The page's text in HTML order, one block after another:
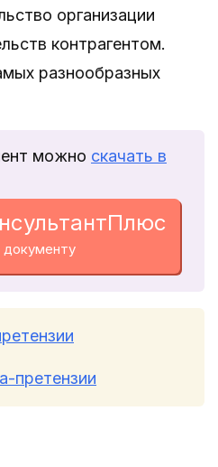
организации
контрагентом.
разнообразных
можно скачать в
документу
претензии